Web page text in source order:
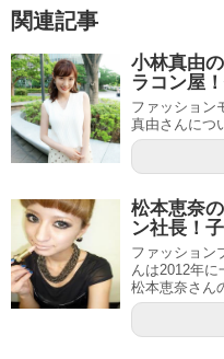
関連記事
小林真由
ラコン屋
ファッション
真由さんにつ
松本恵奈
ン社長！
ファッション
んは2012年に
松本恵奈さん